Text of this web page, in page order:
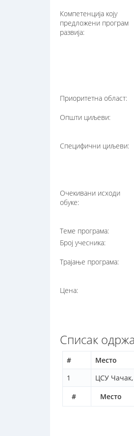
Компетенција коју
предложени програм
развија:
Приоритетна област:
Општи циљеви:
Специфични циљеви:
Очекивани исходи
обуке:
Теме програма:
Број учесника:
Трајање програма:
Цена:
Списак
# Место
# Место
1 ЦСУ